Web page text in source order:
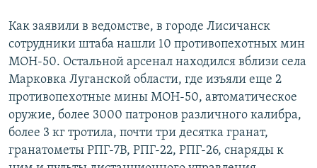
ПРОПАВШИЕ БЕЗ ВЕСТИ
ПОБЕДИТЕЛЕЙ НЕ СУДЯТ?
КРЫМ.НЕПОКОРЕННЫЙ
УКРАИНСКАЯ ПРОБЛЕМА КРЫМА
Qırımtatar
ПРИСОЕДИНЯЙТЕСЬ!
Все сайты RFE/RL
Как заявили в ведомстве, в городе Лисичанск
сотрудники штаба нашли 10 противопехотных мин
МОН-50. Остальной арсенал находился вблизи села
Марковка Луганской области, где изъяли еще 2
противопехотные мины МОН-50, автоматическое
оружие, более 3000 патронов различного калибра,
более 3 кг тротила, почти три десятка гранат,
гранатометы РПГ-7В, РПГ-22, РПГ-26, снаряды к